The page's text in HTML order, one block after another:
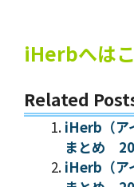
iHerbへは
Related
iHerb（ア
まとめ
iHerb（ア